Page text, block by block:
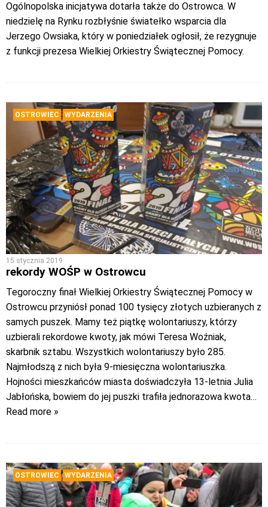
Ogólnopolska inicjatywa dotarła także do Ostrowca. W
niedzielę na Rynku rozbłyśnie światełko wsparcia dla
Jerzego Owsiaka, który w poniedziałek ogłosił, że rezygnuje
z funkcji prezesa Wielkiej Orkiestry Świątecznej Pomocy.
OSTROWIEC WYDARZENIA
15 stycznia 2019
rekordy WOŚP w Ostrowcu
Tegoroczny finał Wielkiej Orkiestry Świątecznej Pomocy w
Ostrowcu przyniósł ponad 100 tysięcy złotych uzbieranych z
samych puszek. Mamy też piątkę wolontariuszy, którzy
uzbierali rekordowe kwoty, jak mówi Teresa Woźniak,
skarbnik sztabu. Wszystkich wolontariuszy było 285.
Najmłodszą z nich była 9-miesięczna wolontariuszka.
Hojności mieszkańców miasta doświadczyła 13-letnia Julia
Jabłońska, bowiem do jej puszki trafiła jednorazowa kwota…
Read more »
OSTROWIEC WYDARZENIA